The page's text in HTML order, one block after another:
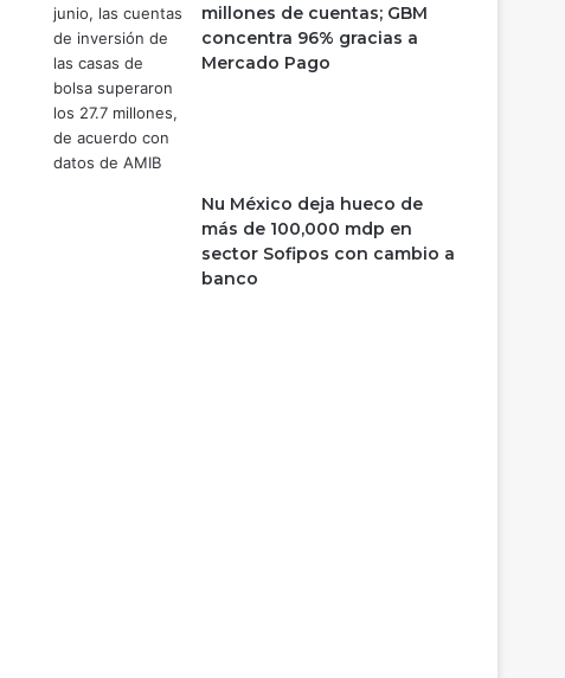
millones de cuentas; GBM
concentra 96% gracias a
Mercado Pago
Nu México deja hueco de
más de 100,000 mdp en
sector Sofipos con cambio a
banco